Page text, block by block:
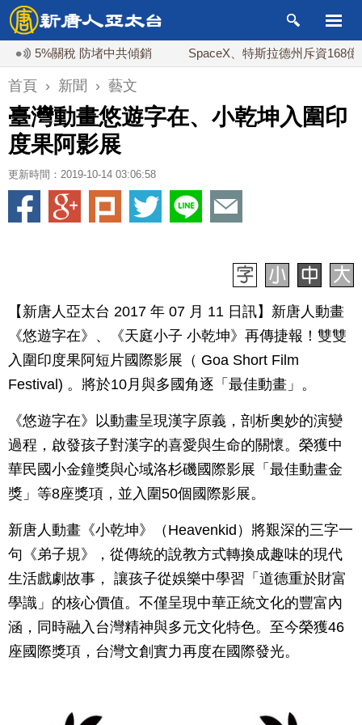
關稅 防堵中共傾銷 SpaceX、特斯拉德州斥資168億 打造
首頁 › 新聞 › 藝文
臺灣動畫悠遊字在、小乾坤入圍印
度果阿影展
更新時間：2019-10-14 03:06:58
【新唐人亞太台 2017 年 07 月 11 日訊】新唐人動畫
《悠遊字在》、《天庭小子 小乾坤》再傳捷報！雙雙
入圍印度果阿短片國際影展（ Goa Short Film
Festival) 。將於10月與多國角逐「最佳動畫」。
《悠遊字在》以動畫呈現漢字原義，剖析奧妙的演變
過程，啟發孩子對漢字的喜愛與生命的關懷。榮獲中
華民國小金鐘獎與心域洛杉磯國際影展「最佳動畫金
獎」等8座獎項，並入圍50個國際影展。
新唐人動畫《小乾坤》（Heavenkid）將艱深的三字一
句《弟子規》，從傳統的說教方式轉換成趣味的現代
生活戲劇故事， 讓孩子從娛樂中學習「道德重於財富
學識」的核心價值。不僅呈現中華正統文化的豐富內
涵，同時融入台灣精神與多元文化特色。至今榮獲46
座國際獎項，台灣文創實力再度在國際發光。